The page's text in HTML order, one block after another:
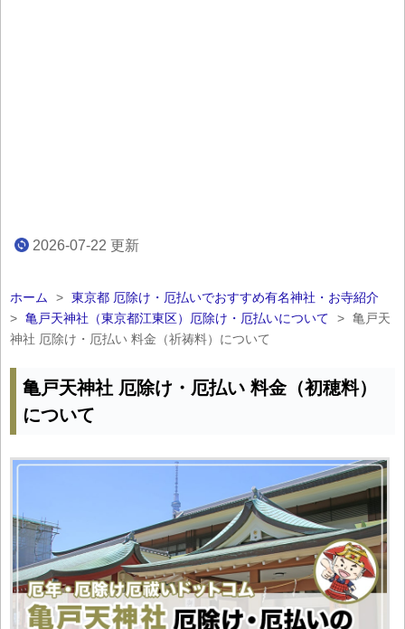
2026-07-22 更新
ホーム > 東京都 厄除け・厄払いでおすすめ有名神社・お寺紹介
> 亀戸天神社（東京都江東区）厄除け・厄払いについて > 亀戸天
神社 厄除け・厄払い 料金（祈祷料）について
亀戸天神社 厄除け・厄払い 料金（初穂料）
について